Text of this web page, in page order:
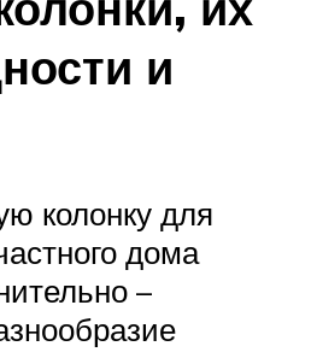
и
колонку для
дома
–